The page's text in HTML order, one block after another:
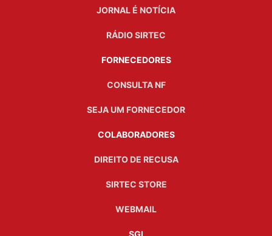
JORNAL É NOTÍCIA
RÁDIO SIRTEC
FORNECEDORES
CONSULTA NF
SEJA UM FORNECEDOR
COLABORADORES
DIREITO DE RECUSA
SIRTEC STORE
WEBMAIL